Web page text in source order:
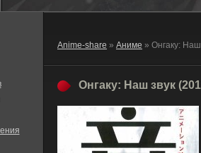
Anime-share » Аниме » Онгаку:
Онгаку: Наш звук